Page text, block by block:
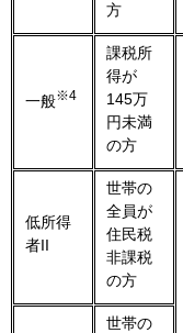
方
一般※4
課税所
得が
145万
円未満
の方
低所得
者II
世帯の
全員が
住民税
非課税
の方
世帯の